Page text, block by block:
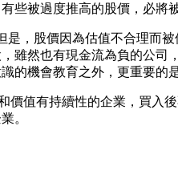
些被過度推高的股價，必將
，股價因為估值不合理而
雖然也有現金流為負的公
的機會教育之外，更重要
價值有持續性的企業，買入
。